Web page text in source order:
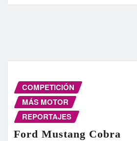
COMPETICIÓN
MÁS MOTOR
REPORTAJES
Ford Mustang Cobra